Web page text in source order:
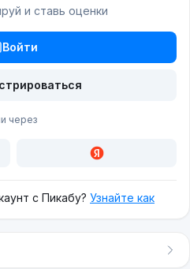
и ставь оценки
Войти
через
с Пикабу? Узнайте как